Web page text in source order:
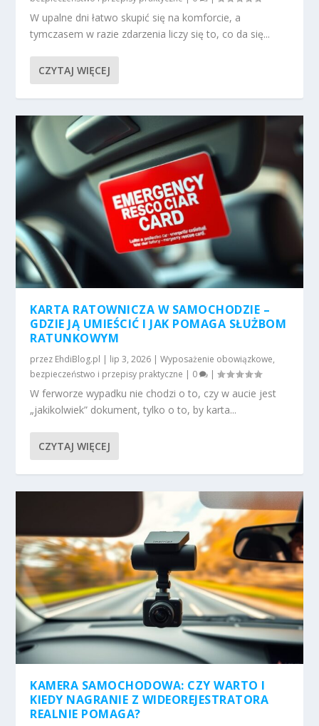
W upalne dni łatwo skupić się na komforcie, a
tymczasem w razie zdarzenia liczy się to, co da się...
CZYTAJ WIĘCEJ
KARTA RATOWNICZA W SAMOCHODZIE –
GDZIE JĄ UMIEŚCIĆ I JAK POMAGA SŁUŻBOM
RATUNKOWYM
przez EhdiBlog.pl | lip 3, 2026 |Wyposażenie obowiązkowe,
bezpieczeństwo i przepisy praktyczne | 0 |
W ferworze wypadku nie chodzi o to, czy w aucie jest
„jakikolwiek” dokument, tylko o to, by karta...
CZYTAJ WIĘCEJ
KAMERA SAMOCHODOWA: CZY WARTO I
KIEDY NAGRANIE Z WIDEOREJESTRATORA
REALNIE POMAGA?